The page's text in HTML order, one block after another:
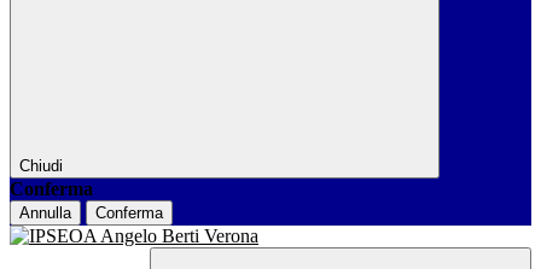
Chiudi
Conferma
Annulla Conferma